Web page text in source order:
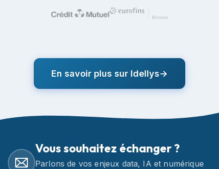
En savoir plus sur Idellys→
Vous souhaitez échanger ?
Parlons de vos enjeux data, IA et numérique